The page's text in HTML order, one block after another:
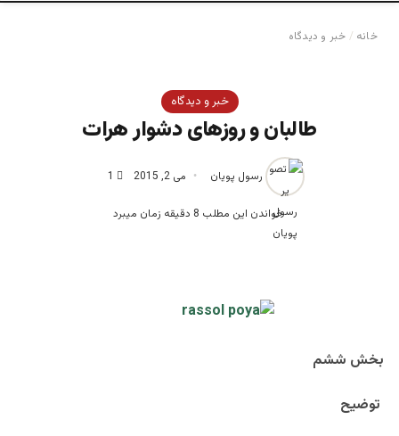
خانه / خبر و دیدگاه
خبر و دیدگاه
طالبان و روزهای دشوار هرات
رسول پویان می 2, 2015 1
خواندن این مطلب 8 دقیقه زمان میبرد
بخش ششم
توضيح